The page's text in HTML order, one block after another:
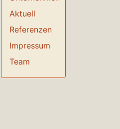
Aktuell
Referenzen
Impressum
Team